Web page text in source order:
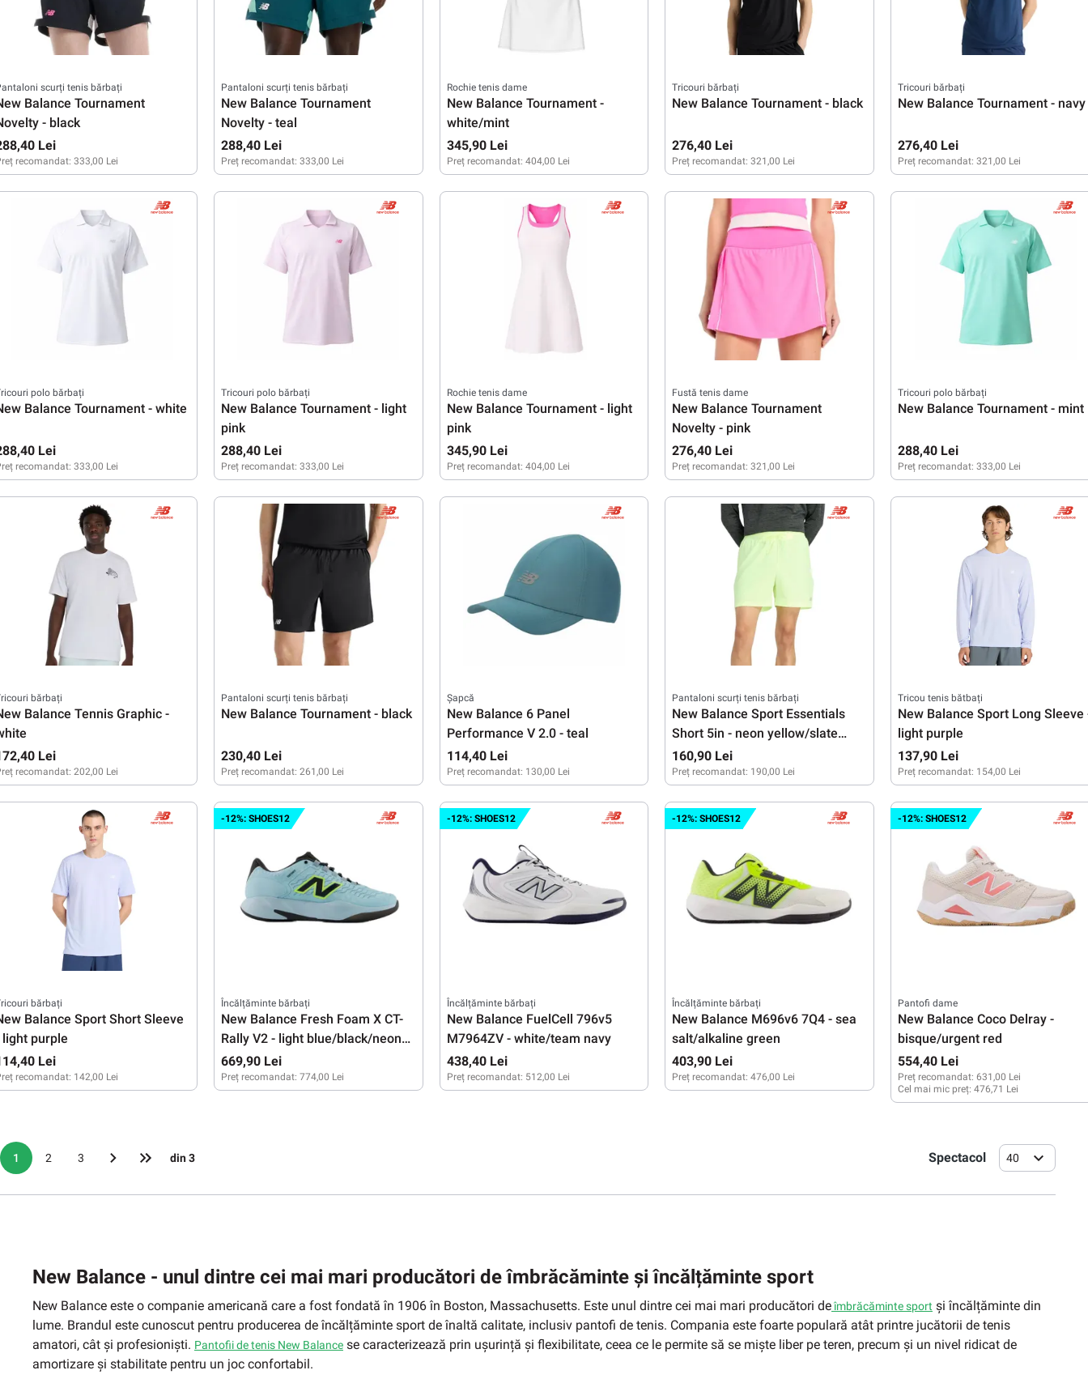
scurți tenis bărbați
Balance Tournament
- black
Lei
recomandat: 333,00 Lei
Pantaloni scurți tenis bărbați
New Balance Tournament
Novelty - teal
288,40 Lei
Preț recomandat: 333,00 Lei
Rochie tenis dame
New Balance Tournament -
white/mint
345,90 Lei
Preț recomandat: 404,00 Lei
L
Tricouri bărbați
New Balance Tournament - black
276,40 Lei
Preț recomandat: 321,00 Lei
XL XXL
Tricouri bărbați
New Balance Tournament - navy
276,40 Lei
Preț recomandat: 321,00 Lei
polo bărbați
Balance Tournament - white
Lei
recomandat: 333,00 Lei
Tricouri polo bărbați
New Balance Tournament - light
pink
288,40 Lei
Preț recomandat: 333,00 Lei
XL XXL
Rochie tenis dame
New Balance Tournament - light
pink
345,90 Lei
Preț recomandat: 404,00 Lei
Fustă tenis dame
New Balance Tournament
Novelty - pink
276,40 Lei
Preț recomandat: 321,00 Lei
L
Tricouri polo bărbați
New Balance Tournament - mint
288,40 Lei
Preț recomandat: 333,00 Lei
XXL
bărbați
Balance Tennis Graphic -
Lei
recomandat: 202,00 Lei
Pantaloni scurți tenis bărbați
New Balance Tournament - black
230,40 Lei
Preț recomandat: 261,00 Lei
M L XL XXL
Șapcă
New Balance 6 Panel
Performance V 2.0 - teal
114,40 Lei
Preț recomandat: 130,00 Lei
Pantaloni scurți tenis bărbați
New Balance Sport Essentials
Short 5in - neon yellow/slate
grey
160,90 Lei
Preț recomandat: 190,00 Lei
M L XL
Tricou tenis bătbați
New Balance Sport Long Sleeve
light purple
137,90 Lei
Preț recomandat: 154,00 Lei
M L XL
bărbați
Balance Sport Short Sleeve
light purple
Lei
recomandat: 142,00 Lei
-12%: SHOES12
Încălțăminte bărbați
New Balance Fresh Foam X CT-
Rally V2 - light blue/black/neon
yellow
669,90 Lei
Preț recomandat: 774,00 Lei
-12%: SHOES12
Încălțăminte bărbați
New Balance FuelCell 796v5
M7964ZV - white/team navy
438,40 Lei
Preț recomandat: 512,00 Lei
-12%: SHOES12
Încălțăminte bărbați
New Balance M696v6 7Q4 - sea
salt/alkaline green
403,90 Lei
Preț recomandat: 476,00 Lei
-12%: SHOES12
Pantofi dame
New Balance Coco Delray -
bisque/urgent red
554,40 Lei
Preț recomandat: 631,00 Lei
Cel mai mic preț:476,71 Lei
1 2 3 din 3 Spectacol 40
New Balance - unul dintre cei mai mari producători de îmbrăcăminte și încălțăminte sport
New Balance este o companie americană care a fost fondată în 1906 în Boston, Massachusetts. Este unul dintre cei mai mari producători deîmbrăcăminte sport și încălțăminte din
lume. Brandul este cunoscut pentru producerea de încălțăminte sport de înaltă calitate, inclusiv pantofi de tenis. Compania este foarte populară atât printre jucătorii de tenis
amatori, cât și profesioniști. Pantofii de tenis New Balance se caracterizează prin ușurință și flexibilitate, ceea ce le permite să se miște liber pe teren, precum și un nivel ridicat de
amortizare și stabilitate pentru un joc confortabil.